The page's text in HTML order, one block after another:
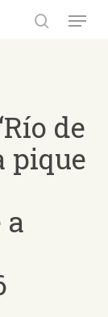
Menu
de
pique